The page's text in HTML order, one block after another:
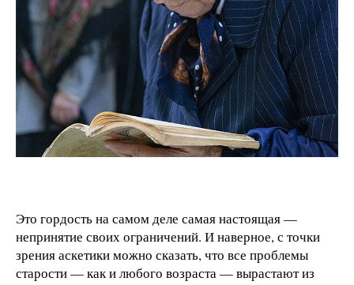
Это гордость на самом деле самая настоящая —
непринятие своих ограничений. И наверное, с точки
зрения аскетики можно сказать, что все проблемы
старости — как и любого возраста — вырастают из